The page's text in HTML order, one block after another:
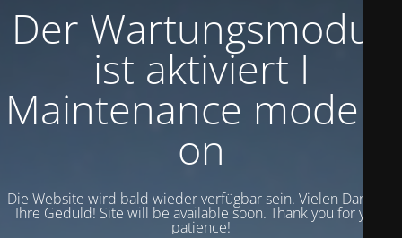
Der Wartungsmodus
ist aktiviert I
Maintenance mode is
on
Die Website wird bald wieder verfügbar sein. Vielen Dank für
Ihre Geduld! Site will be available soon. Thank you for your
patience!